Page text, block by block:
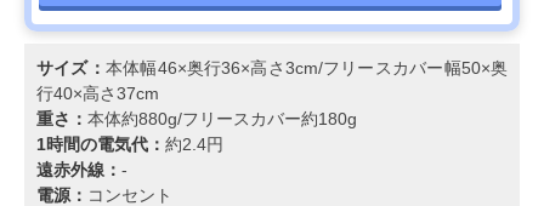
サイズ： 本体幅46×奥行36×高さ3cm/フリースカバー幅50×奥
行40×高さ37cm
重さ： 本体約880g/フリースカバー約180g
1時間の電気代： 約2.4円
遠赤外線： -
電源： コンセント